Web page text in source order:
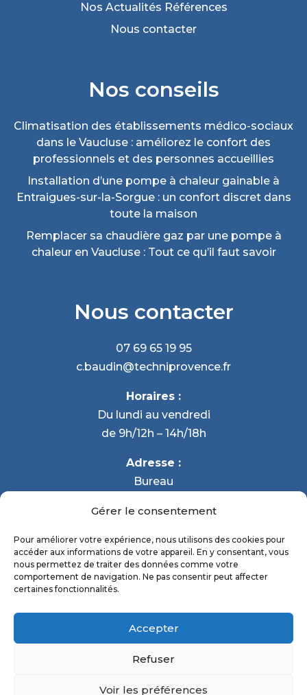
Gérer le consentement
Pour améliorer votre expérience, nous utilisons des cookies pour
accéder aux informations de votre appareil. En y consentant, vous
nous permettez de traiter des données comme votre
comportement de navigation. Ne pas consentir peut affecter
certaines fonctionnalités.
Accepter
Refuser
Voir les préférences
Nos Actualités Références
Nous contacter
Nos conseils
Climatisation des établissements médico-sociaux
dans le Vaucluse : améliorez le confort des
professionnels et des personnes accueillies
Installation d’une pompe à chaleur gainable à
Entraigues-sur-la-Sorgue : un confort discret dans
toute la maison
Remplacer sa chaudière gaz par une pompe à
chaleur en Vaucluse : Tout ce qu’il faut savoir
Nous contacter
07 69 65 19 95
c.baudin@techniprovence.fr
Horaires :
Du lundi au vendredi
de 9h/12h – 14h/18h
Adresse :
Bureau
Groupe Baudin Lafont
Politique de confidentialité